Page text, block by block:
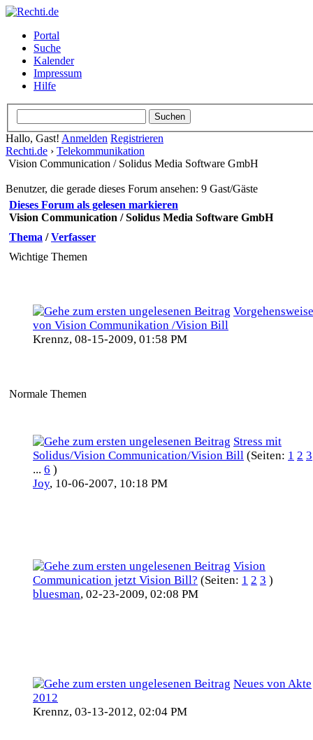
Portal
Suche
Kalender
Impressum
Hilfe
Hallo, Gast! Anmelden Registrieren
Rechti.de › Telekommunikation
Vision Communication / Solidus Media Software GmbH
Benutzer, die gerade dieses Forum ansehen: 9 Gast/Gäste
Dieses Forum als gelesen markieren
Vision Communication / Solidus Media Software GmbH
Thema /Verfasser
Wichtige Themen
Vorgehensweise
von Vision Communikation /Vision Bill
Krennz, 08-15-2009, 01:58 PM
Normale Themen
Stress mit
Solidus/Vision Communication/Vision Bill (Seiten: 1 2 3
... 6 )
Joy, 10-06-2007, 10:18 PM
Vision
Communication jetzt Vision Bill? (Seiten: 1 2 3 )
bluesman, 02-23-2009, 02:08 PM
Neues von Akte
2012
Krennz, 03-13-2012, 02:04 PM